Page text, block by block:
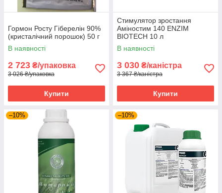
Гормон Росту Гіберелін 90%
(кристалічний порошок) 50 г
В наявності
2 723 ₴/упаковка
3 026 ₴/упаковка
Купити
Стимулятор зростання
Аміностим 140 ENZIM
BIOTECH 10 л
В наявності
3 030 ₴/каністра
3 367 ₴/каністра
Купити
–10% –10%